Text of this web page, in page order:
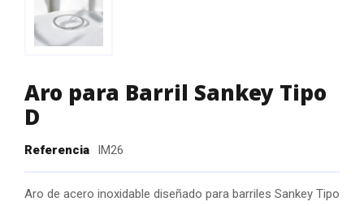
Aro para Barril Sankey Tipo
D
Referencia IM26
Aro de acero inoxidable diseñado para barriles Sankey Tipo